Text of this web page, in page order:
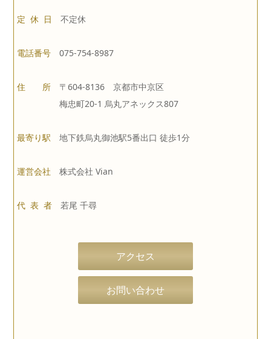
定 休 日 不定休
電話番号 075-754-8987
住 所 〒604-8136 京都市中京区
梅忠町20-1 烏丸アネックス807
最寄り駅 地下鉄烏丸御池駅5番出口 徒歩1分
運営会社 株式会社 Vian
代 表 者 若尾 千尋
アクセス
お問い合わせ